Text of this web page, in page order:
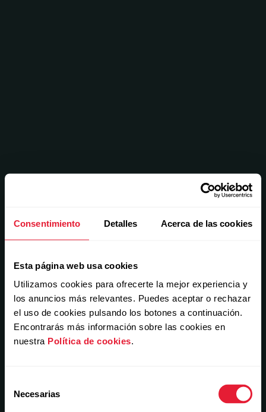
Consentimiento Detalles Acerca de las cookies
Esta página web usa cookies
Utilizamos cookies para ofrecerte la mejor experiencia y
los anuncios más relevantes. Puedes aceptar o rechazar
el uso de cookies pulsando los botones a continuación.
Encontrarás más información sobre las cookies en
nuestra Política de cookies.
Necesarias